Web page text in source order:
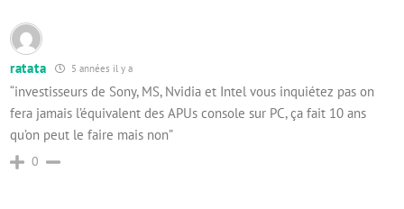
ratata 5 années il y a
“investisseurs de Sony, MS, Nvidia et Intel vous inquiétez pas on
fera jamais l’équivalent des APUs console sur PC, ça fait 10 ans
qu’on peut le faire mais non”
0